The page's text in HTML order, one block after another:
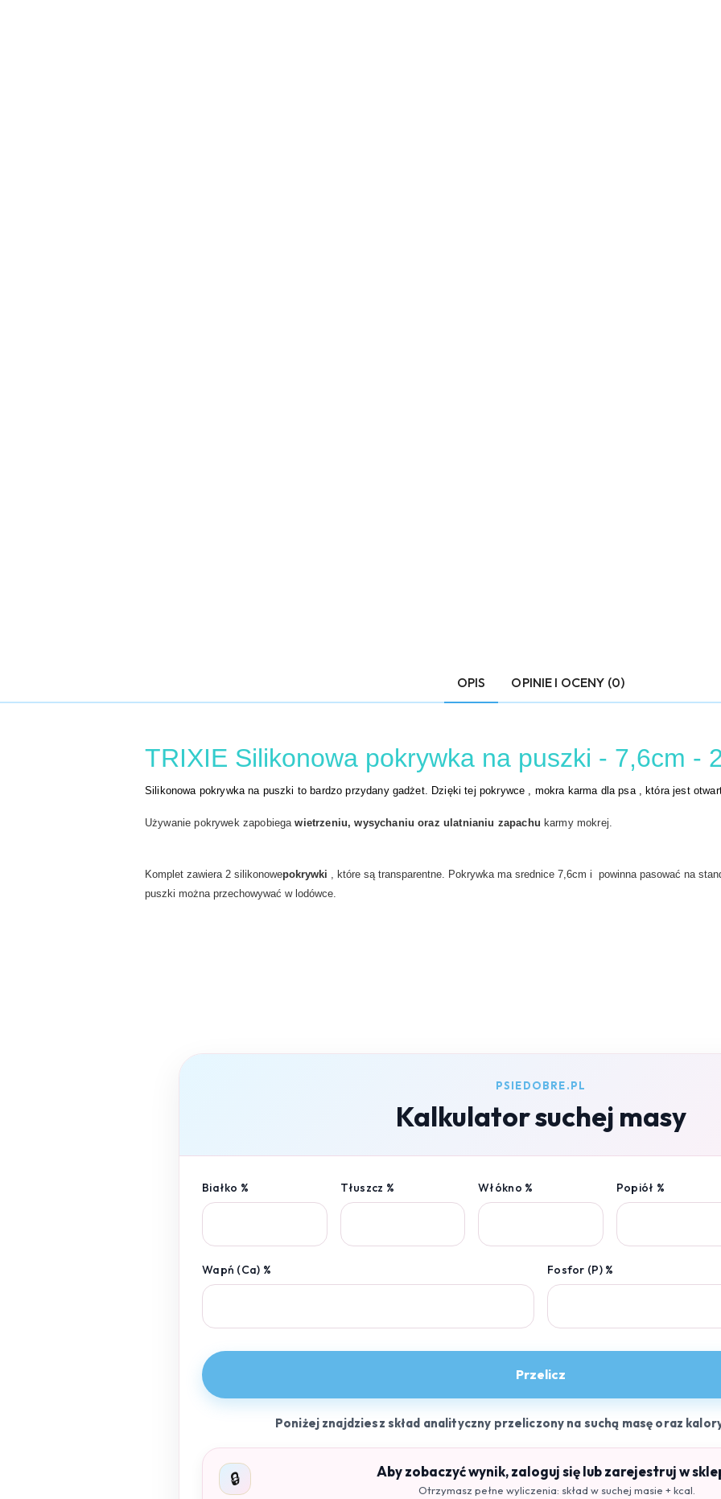
OPIS OPINIE I OCENY (0)
TRIXIE Silikonowa pokrywka na puszki - 7,6cm -
Silikonowa pokrywka na puszki to bardzo przydany gadżet. Dzięki tej pokrywce , mokra karma dla psa , która jest
Używanie pokrywek zapobiegawietrzeniu, wysychaniu oraz ulatnianiu zapachu karmy mokrej.
Komplet zawiera 2 silikonowepokrywki , które są transparentne. Pokrywka ma srednice 7,6cm i powinna pasować na
puszki można przechowywać w lodówce.
PSIEDOBRE.PL
Kalkulator suchej masy
Białko % Tłuszcz % Włókno % Popiół %
Wapń (Ca) % Fosfor (P) %
Przelicz
Poniżej znajdziesz skład analityczny przeliczony na suchą masę oraz
🔒 Aby zobaczyć wynik, zaloguj się lub zarejestruj w
Otrzymasz pełne wyliczenia: skład w suchej masie + kcal.